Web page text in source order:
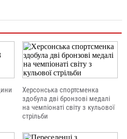
Херсонська спортсменка
здобула дві бронзові медалі
на чемпіонаті світу з кульової
стрільби